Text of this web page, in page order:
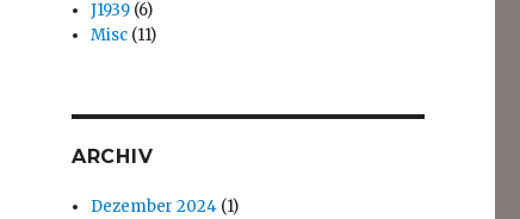
J1939 (6)
Misc (11)
ARCHIV
Dezember 2024 (1)